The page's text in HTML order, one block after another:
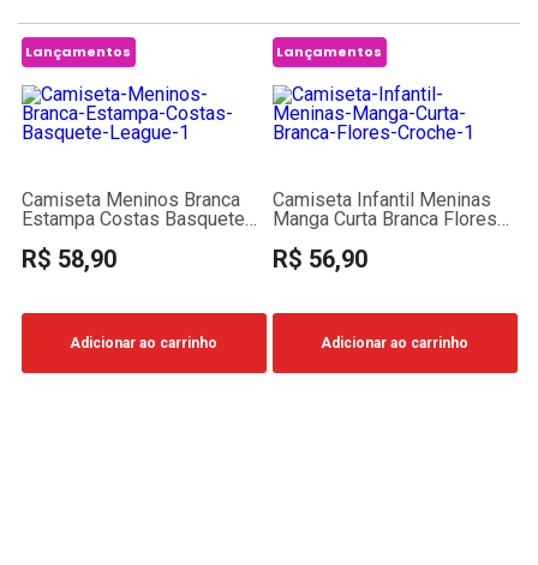
Lançamentos
Camiseta Meninos Branca
Estampa Costas Basquete
R$ 58,90
Adicionar ao carrinho
Lançamentos
Camiseta Infantil Meninas
Manga Curta Branca Flores
R$ 56,90
Adicionar ao carrinho